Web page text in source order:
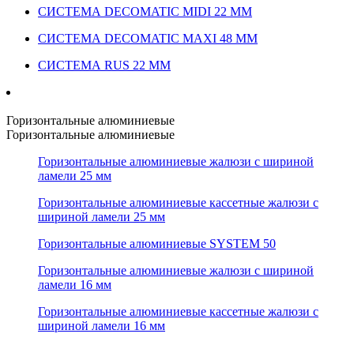
СИСТЕМА DECOMATIC MIDI 22 ММ
СИСТЕМА DECOMATIC MAXI 48 ММ
СИСТЕМА RUS 22 ММ
Горизонтальные алюминиевые
Горизонтальные алюминиевые
Горизонтальные алюминиевые жалюзи с шириной
ламели 25 мм
Горизонтальные алюминиевые кассетные жалюзи с
шириной ламели 25 мм
Горизонтальные алюминиевые SYSTEM 50
Горизонтальные алюминиевые жалюзи с шириной
ламели 16 мм
Горизонтальные алюминиевые кассетные жалюзи с
шириной ламели 16 мм